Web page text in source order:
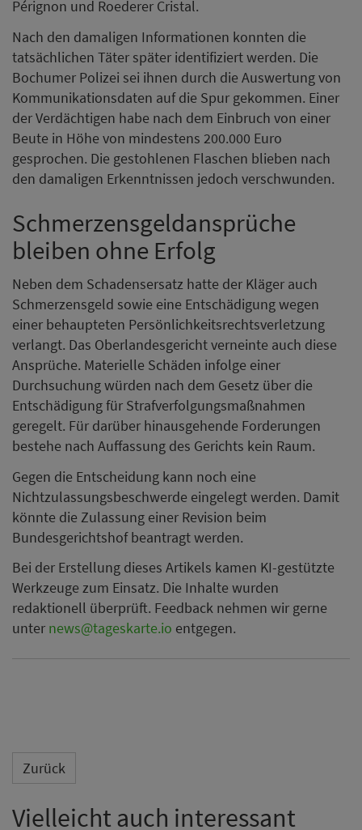
Pérignon und Roederer Cristal.
Nach den damaligen Informationen konnten die
tatsächlichen Täter später identifiziert werden. Die
Bochumer Polizei sei ihnen durch die Auswertung von
Kommunikationsdaten auf die Spur gekommen. Einer
der Verdächtigen habe nach dem Einbruch von einer
Beute in Höhe von mindestens 200.000 Euro
gesprochen. Die gestohlenen Flaschen blieben nach
den damaligen Erkenntnissen jedoch verschwunden.
Schmerzensgeldansprüche
bleiben ohne Erfolg
Neben dem Schadensersatz hatte der Kläger auch
Schmerzensgeld sowie eine Entschädigung wegen
einer behaupteten Persönlichkeitsrechtsverletzung
verlangt. Das Oberlandesgericht verneinte auch diese
Ansprüche. Materielle Schäden infolge einer
Durchsuchung würden nach dem Gesetz über die
Entschädigung für Strafverfolgungsmaßnahmen
geregelt. Für darüber hinausgehende Forderungen
bestehe nach Auffassung des Gerichts kein Raum.
Gegen die Entscheidung kann noch eine
Nichtzulassungsbeschwerde eingelegt werden. Damit
könnte die Zulassung einer Revision beim
Bundesgerichtshof beantragt werden.
Bei der Erstellung dieses Artikels kamen KI-gestützte
Werkzeuge zum Einsatz. Die Inhalte wurden
redaktionell überprüft. Feedback nehmen wir gerne
unter news@tageskarte.io entgegen.
Zurück
Vielleicht auch interessant